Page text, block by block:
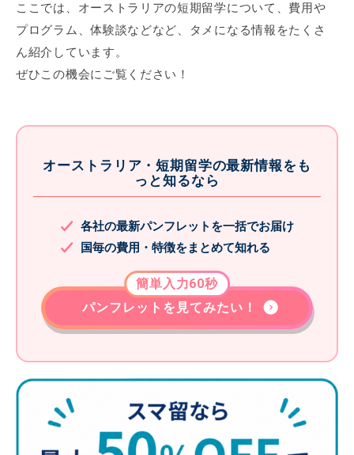
ここでは、オーストラリアの短期留学について、費用や
プログラム、体験談などなど、タメになる情報をたくさ
ん紹介しています。
ぜひこの機会にご覧ください！
オーストラリア・短期留学の最新情報をも
っと知るなら
各社の最新パンフレットを一括でお届け
国毎の費用・特徴をまとめて知れる
パンフレットを見てみたい！
簡単入力60秒